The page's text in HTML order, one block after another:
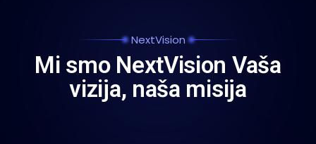
NextVision
Mi smo NextVision Vaša
vizija, naša misija